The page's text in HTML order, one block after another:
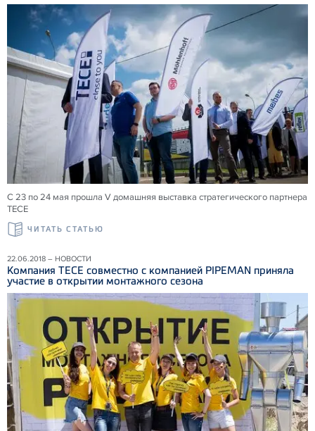
С 23 по 24 мая прошла V домашняя выставка стратегического партнера
ТЕСЕ
ЧИТАТЬ СТАТЬЮ
22.06.2018 – НОВОСТИ
Компания ТЕСЕ совместно с компанией PIPEMAN приняла
участие в открытии монтажного сезона